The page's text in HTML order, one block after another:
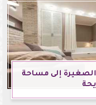
إلى مساحة